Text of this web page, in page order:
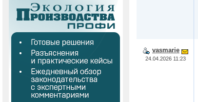
vasmarie
24.04.2026 11:23